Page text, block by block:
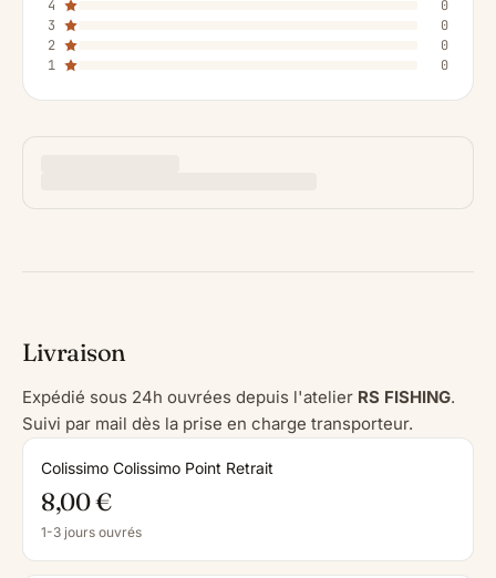
4
0
3
0
2
0
1
0
Livraison
Expédié sous 24h ouvrées depuis l'atelier RS FISHING.
Suivi par mail dès la prise en charge transporteur.
Colissimo Colissimo Point Retrait
8,00 €
1-3 jours ouvrés